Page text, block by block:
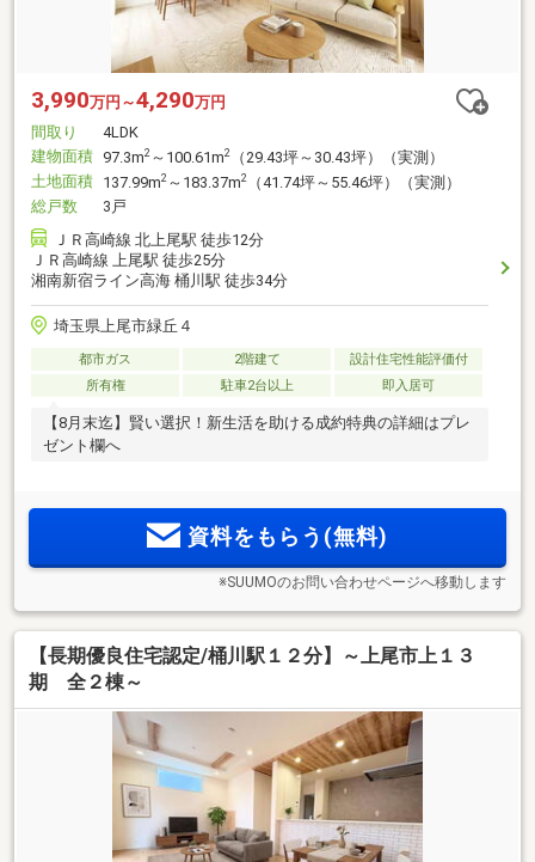
3,990万円～4,290万円
間取り
4LDK
建物面積 97.3m2 ～100.61m2
（29.43坪～30.43坪）（実測）
土地面積 137.99m2 ～183.37m2
（41.74坪～55.46坪）（実測）
総戸数
3戸
ＪＲ高崎線 北上尾駅 徒歩12分
ＪＲ高崎線 上尾駅 徒歩25分
湘南新宿ライン高海 桶川駅 徒歩34分
埼玉県上尾市緑丘４
都市ガス 2階建て
設計住宅性能評価付
所有権
駐車2台以上 即入居可
【8月末迄】賢い選択！新生活を助ける成約特典の詳細はプレ
ゼント欄へ
資料をもらう(無料)
※SUUMOのお問い合わせページへ移動します
【長期優良住宅認定/桶川駅１２分】～上尾市上１３
期 全２棟～